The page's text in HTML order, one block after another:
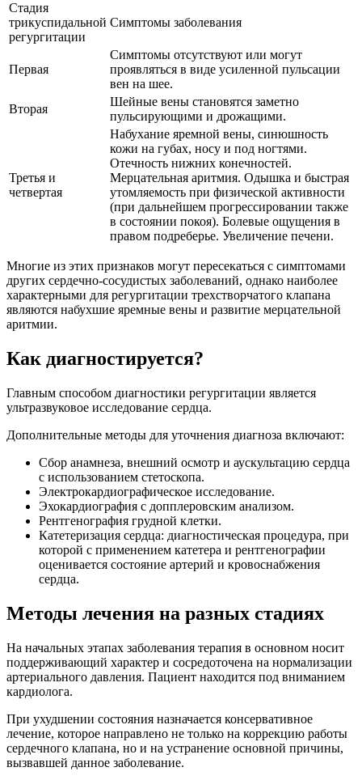
Стадия
трикуспидальной
регургитации
Симптомы заболевания
Первая
Симптомы отсутствуют или могут
проявляться в виде усиленной пульсации
вен на шее.
Вторая
Шейные вены становятся заметно
пульсирующими и дрожащими.
Третья и
четвертая
Набухание яремной вены, синюшность
кожи на губах, носу и под ногтями.
Отечность нижних конечностей.
Мерцательная аритмия. Одышка и быстрая
утомляемость при физической активности
(при дальнейшем прогрессировании также
в состоянии покоя). Болевые ощущения в
правом подреберье. Увеличение печени.
Многие из этих признаков могут пересекаться с симптомами
других сердечно-сосудистых заболеваний, однако наиболее
характерными для регургитации трехстворчатого клапана
являются набухшие яремные вены и развитие мерцательной
аритмии.
Как диагностируется?
Главным способом диагностики регургитации является
ультразвуковое исследование сердца.
Дополнительные методы для уточнения диагноза включают:
Сбор анамнеза, внешний осмотр и аускультацию сердца
с использованием стетоскопа.
Электрокардиографическое исследование.
Эхокардиография с допплеровским анализом.
Рентгенография грудной клетки.
Катетеризация сердца: диагностическая процедура, при
которой с применением катетера и рентгенографии
оценивается состояние артерий и кровоснабжения
сердца.
Методы лечения на разных стадиях
На начальных этапах заболевания терапия в основном носит
поддерживающий характер и сосредоточена на нормализации
артериального давления. Пациент находится под вниманием
кардиолога.
При ухудшении состояния назначается консервативное
лечение, которое направлено не только на коррекцию работы
сердечного клапана, но и на устранение основной причины,
вызвавшей данное заболевание.